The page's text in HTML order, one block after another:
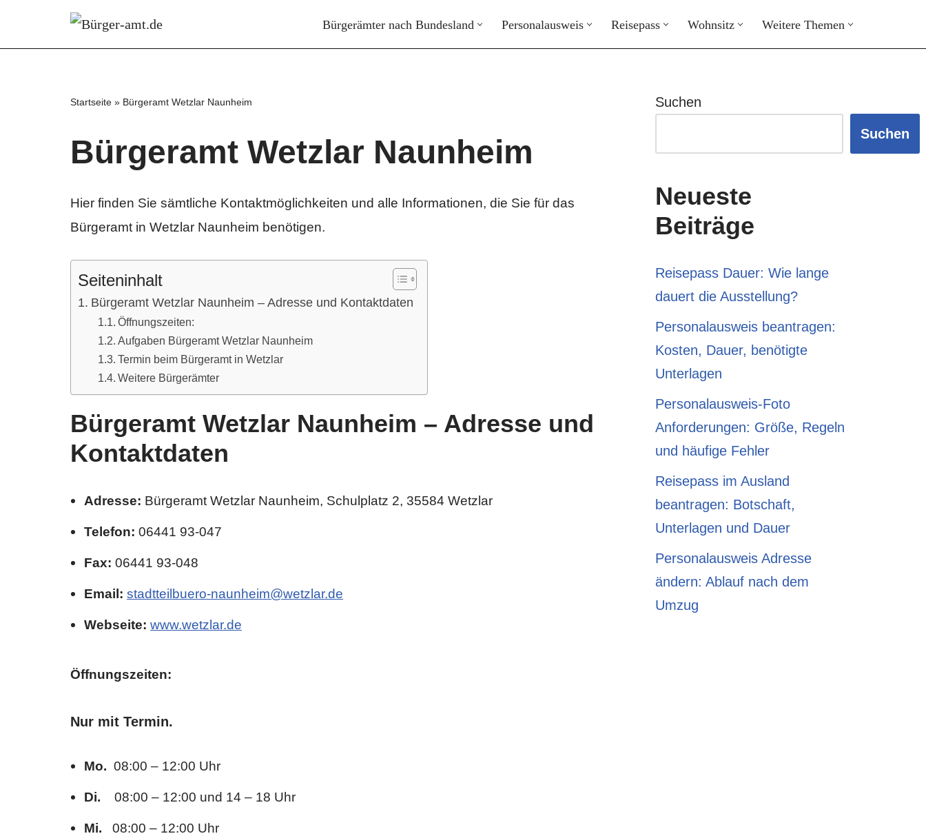
Bürgerämter nach Bundesland Personalausweis Reisepass Wohnsitz Weitere Themen
Startseite » Bürgeramt Wetzlar Naunheim
Bürgeramt Wetzlar Naunheim
Hier finden Sie sämtliche Kontaktmöglichkeiten und alle Informationen, die Sie für das
Bürgeramt in Wetzlar Naunheim benötigen.
Seiteninhalt
Bürgeramt Wetzlar Naunheim – Adresse und Kontaktdaten
Öffnungszeiten:
Aufgaben Bürgeramt Wetzlar Naunheim
Termin beim Bürgeramt in Wetzlar
Weitere Bürgerämter
Bürgeramt Wetzlar Naunheim – Adresse und
Kontaktdaten
Adresse: Bürgeramt Wetzlar Naunheim, Schulplatz 2, 35584 Wetzlar
Telefon: 06441 93-047
Fax: 06441 93-048
Email: stadtteilbuero-naunheim@wetzlar.de
Webseite: www.wetzlar.de
Öffnungszeiten:
Nur mit Termin.
Mo. 08:00 – 12:00 Uhr
Di. 08:00 – 12:00 und 14 – 18 Uhr
Mi. 08:00 – 12:00 Uhr
Suchen
Suchen
Neueste
Beiträge
Reisepass Dauer: Wie lange
dauert die Ausstellung?
Personalausweis beantragen:
Kosten, Dauer, benötigte
Unterlagen
Personalausweis-Foto
Anforderungen: Größe, Regeln
und häufige Fehler
Reisepass im Ausland
beantragen: Botschaft,
Unterlagen und Dauer
Personalausweis Adresse
ändern: Ablauf nach dem
Umzug